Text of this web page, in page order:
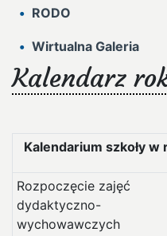
RODO
Wirtualna Galeria
Kalendarz
Kalendarium szkoły
Rozpoczęcie zajęć
dydaktyczno-
wychowawczych